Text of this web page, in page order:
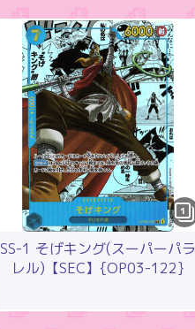
1
SS-1 そげキング(スーパーパラ
レル)【SEC】{OP03-122}